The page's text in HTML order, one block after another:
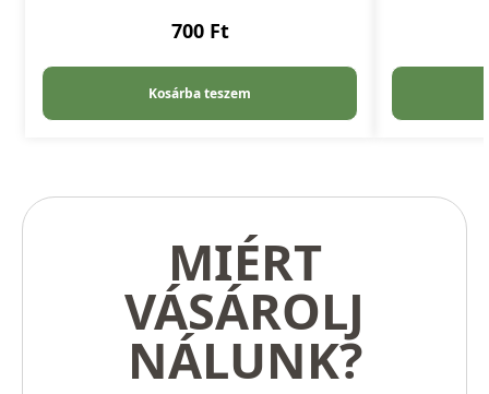
700 Ft
Kosárba teszem
MIÉRT
VÁSÁROLJ
NÁLUNK?